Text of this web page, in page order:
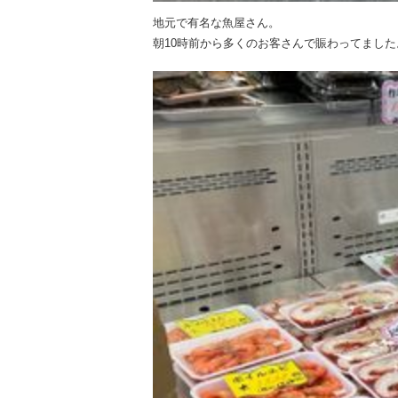
地元で有名な魚屋さん。
朝10時前から多くのお客さんで賑わってまし